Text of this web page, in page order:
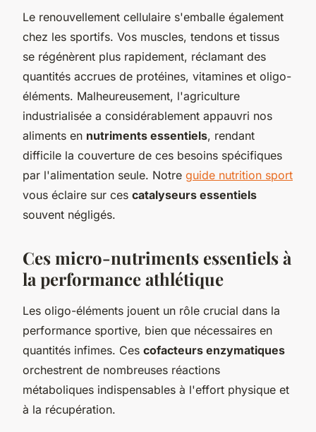
Le renouvellement cellulaire s'emballe également
chez les sportifs. Vos muscles, tendons et tissus
se régénèrent plus rapidement, réclamant des
quantités accrues de protéines, vitamines et oligo-
éléments. Malheureusement, l'agriculture
industrialisée a considérablement appauvri nos
aliments en nutriments essentiels, rendant
difficile la couverture de ces besoins spécifiques
par l'alimentation seule. Notre guide nutrition sport
vous éclaire sur ces catalyseurs essentiels
souvent négligés.
Ces micro-nutriments essentiels à
la performance athlétique
Les oligo-éléments jouent un rôle crucial dans la
performance sportive, bien que nécessaires en
quantités infimes. Ces cofacteurs enzymatiques
orchestrent de nombreuses réactions
métaboliques indispensables à l'effort physique et
à la récupération.